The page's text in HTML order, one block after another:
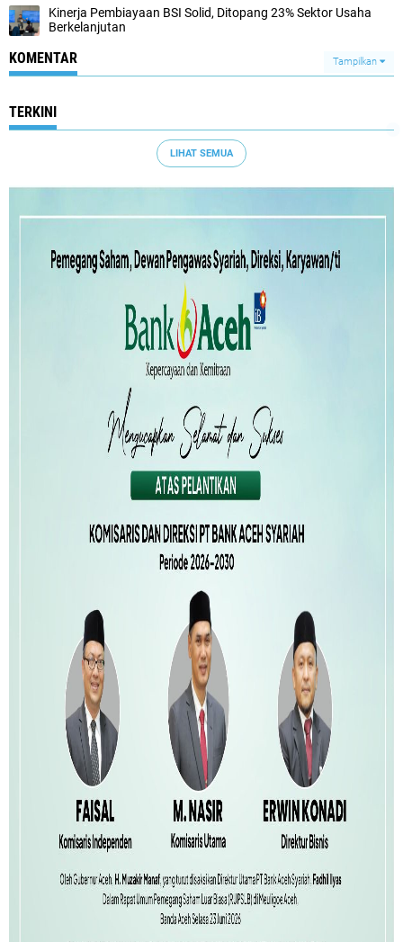
Kinerja Pembiayaan BSI Solid, Ditopang 23% Sektor Usaha
Berkelanjutan
KOMENTAR Tampilkan
TERKINI
LIHAT SEMUA